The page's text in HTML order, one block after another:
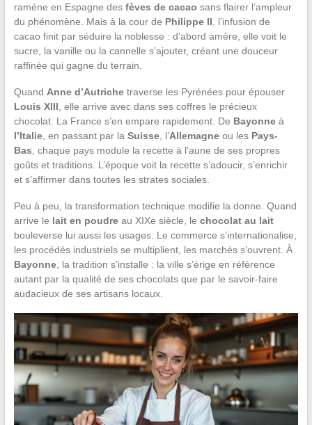
ramène en Espagne des fèves de cacao sans flairer l’ampleur
du phénomène. Mais à la cour de Philippe II , l’infusion de
cacao finit par séduire la noblesse : d’abord amère, elle voit le
sucre, la vanille ou la cannelle s’ajouter, créant une douceur
raffinée qui gagne du terrain.
Quand Anne d’Autrichetraverse les Pyrénées pour épouser
Louis XIII , elle arrive avec dans ses coffres le précieux
chocolat. La France s’en empare rapidement. De Bayonneà
l’Italie, en passant par la Suisse, l’Allemagneou les Pays-
Bas , chaque pays module la recette à l’aune de ses propres
goûts et traditions. L’époque voit la recette s’adoucir, s’enrichir
et s’affirmer dans toutes les strates sociales.
Peu à peu, la transformation technique modifie la donne. Quand
arrive le lait en poudreau XIXe siècle, le chocolat au lait
bouleverse lui aussi les usages. Le commerce s’internationalise,
les procédés industriels se multiplient, les marchés s’ouvrent. À
Bayonne, la tradition s’installe : la ville s’érige en référence
autant par la qualité de ses chocolats que par le savoir-faire
audacieux de ses artisans locaux.